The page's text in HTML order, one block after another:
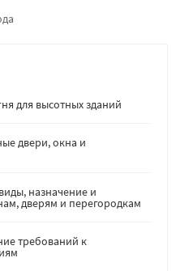
для высотных зданий
двери, окна и
назначение и
дверям и перегородкам
требований к